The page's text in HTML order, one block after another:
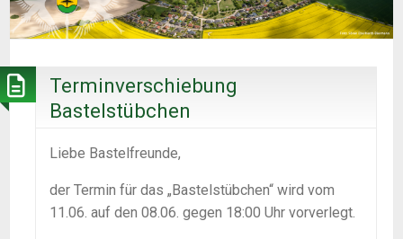
ev
Terminverschiebung
Bastelstübchen
Liebe Bastelfreunde,
der Termin für das „Bastelstübchen“ wird vom
11.06. auf den 08.06. gegen 18:00 Uhr vorverlegt.